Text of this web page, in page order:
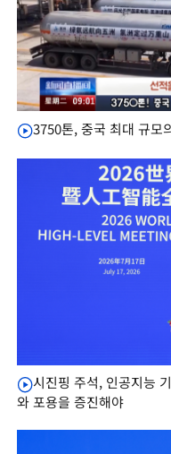
3750톤, 중국 최대 규모
시진핑 주석, 인공지능
와 포용을 증진해야